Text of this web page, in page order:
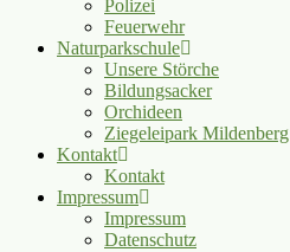
Polizei
Feuerwehr
Naturparkschule
Unsere Störche
Bildungsacker
Orchideen
Ziegeleipark Mildenberg
Kontakt
Kontakt
Impressum
Impressum
Datenschutz